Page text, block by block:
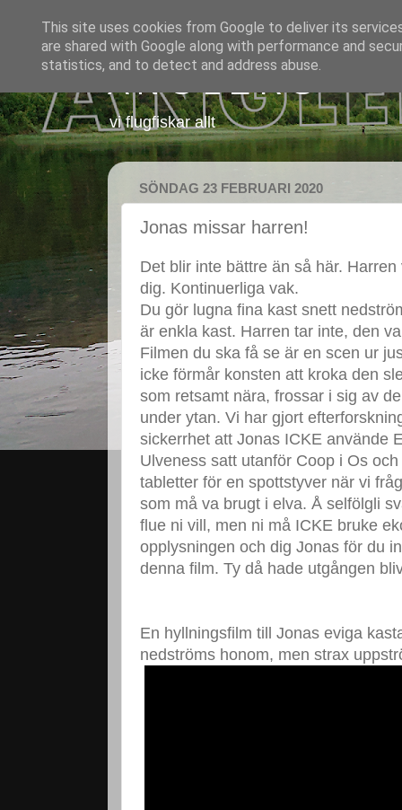
A N G L E R S
vi flugfiskar allt
SÖNDAG 23 FEBRUARI 2020
Jonas missar harren!
Det blir inte bättre än så här.
dig. Kontinuerliga vak.
Du gör lugna fina kast snett
är enkla kast. Harren tar inte, den
Filmen du ska få se är en scen ur
icke förmår konsten att kroka den
som retsamt nära, frossar i sig av
under ytan. Vi har gjort
sickerrhet att Jonas ICKE använde
Ulveness satt utanför Coop i Os
tabletter för en spottstyver när vi
som må va brugt i elva. Å selfölgli
flue ni vill, men ni må ICKE bruke
opplysningen och dig Jonas för du
denna film. Ty då hade utgången
En hyllningsfilm till Jonas eviga
nedströms honom, men strax
This site uses cookies from Google to deliver its
are shared with Google along with performance and
statistics, and to detect and address abuse.